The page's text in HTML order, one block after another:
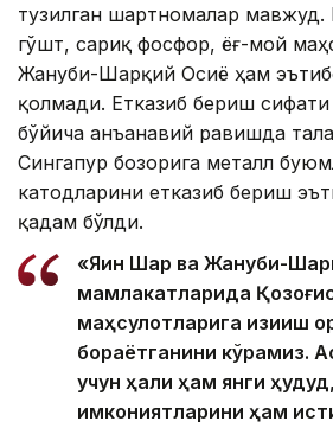
тузилган шартномалар мавжуд.
гўшт, сариқ фосфор, ёғ-мой
Жануби-Шарқий Осиё ҳам
қолмади. Етказиб бериш
бўйича анъанавий равишда
Сингапур бозорига металл
катодларини етказиб бериш
қадам бўлди.
«Яқин Шарқ ва Жануби-
мамлакатларида
маҳсулотларига қизиқиш
бораётганини кўрамиз.
учун ҳали ҳам янги
имкониятларини ҳам